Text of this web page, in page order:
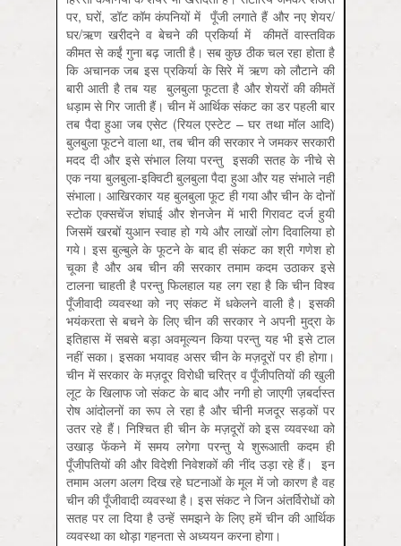
पर, घरों, डॉट कॉम कंपनियों में पूँजी लगाते हैं और नए शेयर/
घर/ऋण खरीदने व बेचने की प्रकिर्या में कीमतें वास्तविक
कीमत से कईं गुना बढ़ जाती है। सब कुछ ठीक चल रहा होता है
कि अचानक जब इस प्रकिर्या के सिरे में ऋण को लौटाने की
बारी आती है तब यह बुलबुला फूटता है और शेयरों की कीमतें
धड़ाम से गिर जाती हैं। चीन में आर्थिक संकट का डर पहली बार
तब पैदा हुआ जब एसेट (रियल एस्टेट – घर तथा मॉल आदि)
बुलबुला फूटने वाला था, तब चीन की सरकार ने जमकर सरकारी
मदद दी और इसे संभाल लिया परन्तु इसकी सतह के नीचे से
एक नया बुलबुला-इक्विटी बुलबुला पैदा हुआ और यह संभाले नहीं
संभाला। आखिरकार यह बुलबुला फूट ही गया और चीन के दोनों
स्टोक एक्सचेंज शंघाई और शेनजेन में भारी गिरावट दर्ज हुयी
जिसमें खरबों युआन स्वाह हो गये और लाखों लोग दिवालिया हो
गये। इस बुल्बुले के फूटने के बाद ही संकट का श्री गणेश हो
चूका है और अब चीन की सरकार तमाम कदम उठाकर इसे
टालना चाहती है परन्तु फिलहाल यह लग रहा है कि चीन विश्व
पूँजीवादी व्यवस्था को नए संकट में धकेलने वाली है। इसकी
भयंकरता से बचने के लिए चीन की सरकार ने अपनी मुद्रा के
इतिहास में सबसे बड़ा अवमूल्यन किया परन्तु यह भी इसे टाल
नहीं सका। इसका भयावह असर चीन के मज़दूरों पर ही होगा।
चीन में सरकार के मज़दूर विरोधी चरित्र व पूँजीपतियों की खुली
लूट के खिलाफ जो संकट के बाद और नगी हो जाएगी ज़बर्दास्त
रोष आंदोलनों का रूप ले रहा है और चीनी मजदूर सड़कों पर
उतर रहे हैं। निश्चित ही चीन के मज़दूरों को इस व्यवस्था को
उखाड़ फेंकने में समय लगेगा परन्तु ये शुरूआती कदम ही
पूँजीपतियों की और विदेशी निवेशकों की नींद उड़ा रहे हैं। इन
तमाम अलग अलग दिख रहे घटनाओं के मूल में जो कारण है वह
चीन की पूँजीवादी व्यवस्था है। इस संकट ने जिन अंतर्विरोधों को
सतह पर ला दिया है उन्हें समझने के लिए हमें चीन की आर्थिक
व्यवस्था का थोड़ा गहनता से अध्ययन करना होगा।